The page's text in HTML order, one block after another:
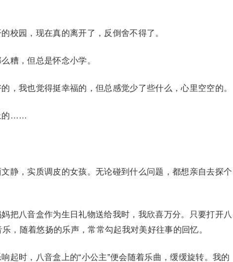
园，现在真的离开了，反倒舍不得了。
，但总是怀念小学。
我也觉得挺幸福的，但总感觉少了些什么，心里空空的。
的……
，实质调皮的女孩。无论碰到什么问题，都想亲自去探个
八音盒作为生日礼物送给我时，我欣喜万分。只要打开八
，随着悠扬的乐声，常常勾起我对美好往事的回忆。
时，八音盒上的“小公主”便会随着乐曲，缓缓旋转。我的